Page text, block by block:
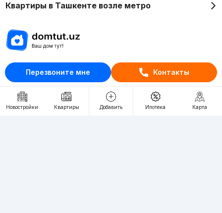
Перезвоните мне Контакты
Новостройки Квартиры Добавить Ипотека Карта
Квартиры в Ташкенте возле метро
Отдел рекламы
+998 (78) 113-20-86
+998 (93) 390-30-10
Пн-Пт. С 9:30 до 18:00